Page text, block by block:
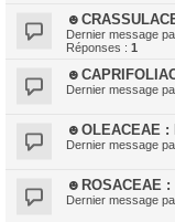
Dernier message
Réponses : 1
Dernier message
☻OLEACEAE :
Dernier message
☻ROSACEAE
Dernier message